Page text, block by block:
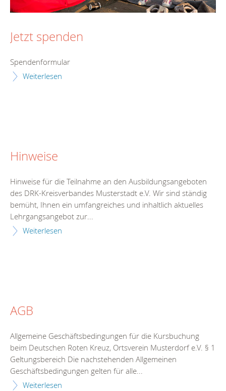
Jetzt spenden
Spendenformular
Weiterlesen
Hinweise
Hinweise für die Teilnahme an den Ausbildungsangeboten
des DRK-Kreisverbandes Musterstadt e.V. Wir sind ständig
bemüht, Ihnen ein umfangreiches und inhaltlich aktuelles
Lehrgangsangebot zur...
Weiterlesen
AGB
Allgemeine Geschäftsbedingungen für die Kursbuchung
beim Deutschen Roten Kreuz, Ortsverein Musterdorf e.V. § 1
Geltungsbereich Die nachstehenden Allgemeinen
Geschäftsbedingungen gelten für alle...
Weiterlesen